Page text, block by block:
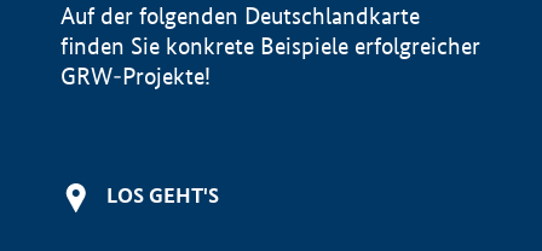
Auf der folgenden Deutschlandkarte
finden Sie konkrete Beispiele erfolgreicher
GRW-Projekte!
LOS GEHT'S